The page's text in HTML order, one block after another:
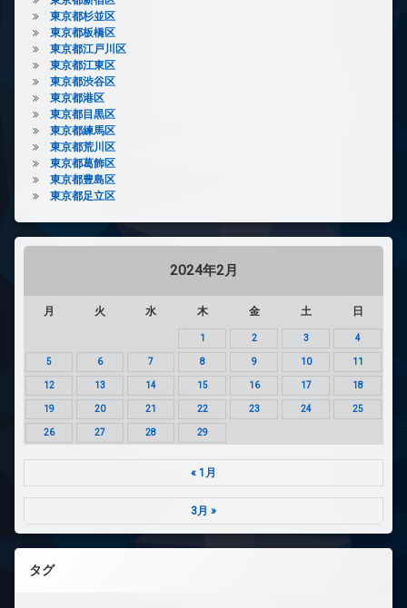
東京都杉並区
東京都板橋区
東京都江戸川区
東京都江東区
東京都渋谷区
東京都港区
東京都目黒区
東京都練馬区
東京都荒川区
東京都葛飾区
東京都豊島区
東京都足立区
2024年2月
月 火 水 木 金 土 日
1 2 3 4
5 6 7 8 9 10 11
12 13 14 15 16 17 18
19 20 21 22 23 24 25
26 27 28 29
« 1月
3月 »
タグ